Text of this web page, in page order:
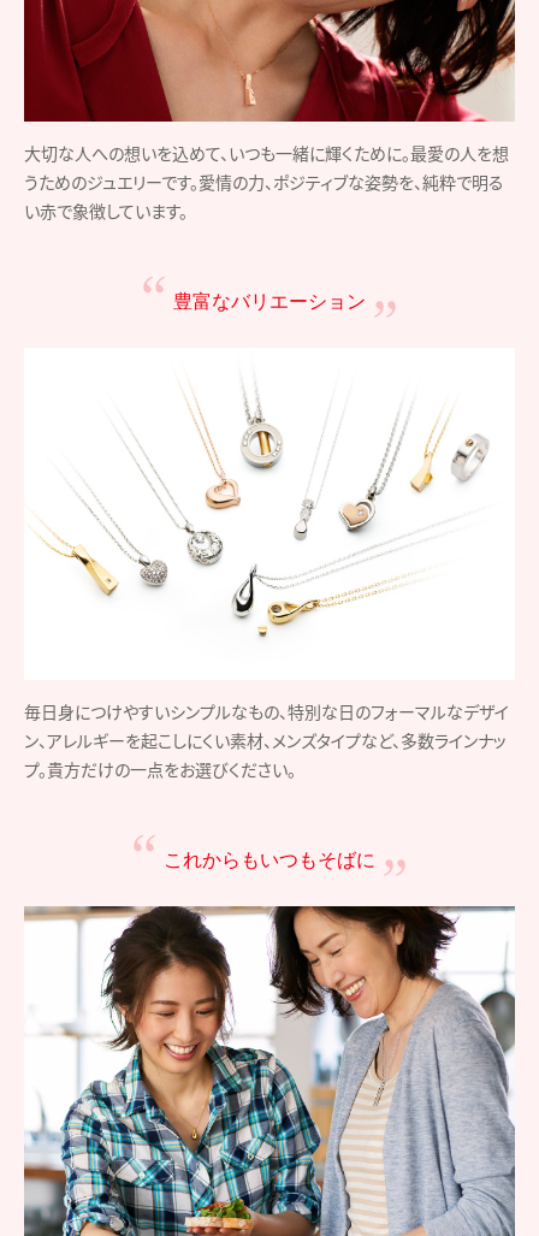
大切な人への想いを込めて、いつも一緒に輝くために。最愛の人を想
うためのジュエリーです。愛情の力、ポジティブな姿勢を、純粋で明る
い赤で象徴しています。
豊富なバリエーション
毎日身につけやすいシンプルなもの、特別な日のフォーマルなデザイ
ン、アレルギーを起こしにくい素材、メンズタイプなど、多数ラインナッ
プ。貴方だけの一点をお選びください。
これからもいつもそばに